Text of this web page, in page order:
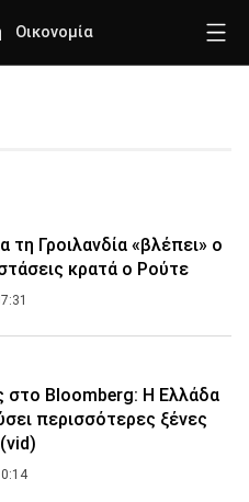
Οικονομία
τη Γροιλανδία «βλέπει» ο
κρατά ο Ρούτε
στο Bloomberg: Η Ελλάδα
περισσότερες ξένες